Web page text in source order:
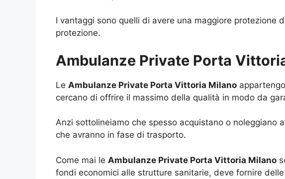
I vantaggi sono quelli di avere una maggiore protezione
protezione.
Ambulanze Private Porta
Le Ambulanze Private Porta Vittoria Milano
cercano di offrire il massimo della qualità in modo da
Anzi sottolineiamo che spesso acquistano o noleggiano
che avranno in fase di trasporto.
Come mai le Ambulanze Private Porta Vittoria Milano
fondi economici alle strutture sanitarie, deve fornire